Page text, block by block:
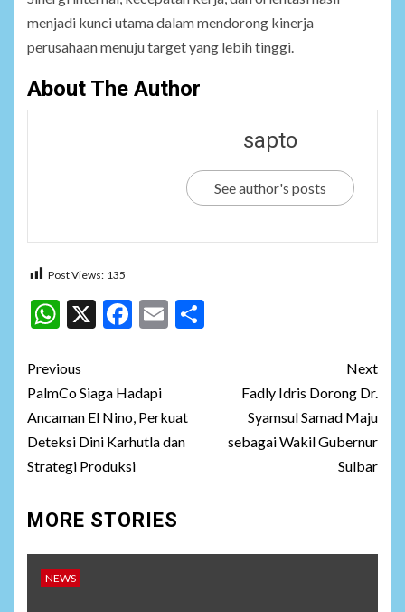
menjadi kunci utama dalam mendorong kinerja
perusahaan menuju target yang lebih tinggi.
About The Author
sapto
See author's posts
Post Views: 135
WhatsApp
X Facebook
Email
Post
navigation
Previous
PalmCo Siaga Hadapi
Ancaman El Nino, Perkuat
Deteksi Dini Karhutla dan
Strategi Produksi
Next
Fadly Idris Dorong Dr.
Syamsul Samad Maju
sebagai Wakil Gubernur
Sulbar
MORE STORIES
NEWS